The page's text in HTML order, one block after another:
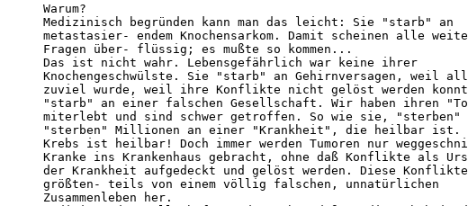
Warum?
Medizinisch begründen kann man das leicht: Sie "starb" an
metastasier- endem Knochensarkom. Damit scheinen alle
Fragen über- flüssig; es mußte so kommen...
Das ist nicht wahr. Lebensgefährlich war keine ihrer
Knochengeschwülste. Sie "starb" an Gehirnversagen, weil
zuviel wurde, weil ihre Konflikte nicht gelöst werden
"starb" an einer falschen Gesellschaft. Wir haben ihren
miterlebt und sind schwer getroffen. So wie sie, "sterben"
"sterben" Millionen an einer "Krankheit", die heilbar ist.
Krebs ist heilbar! Doch immer werden Tumoren nur
Kranke ins Krankenhaus gebracht, ohne daß Konflikte als
der Krankheit aufgedeckt und gelöst werden. Diese
größten- teils von einem völlig falschen, unnatürlichen
Zusammenleben her.